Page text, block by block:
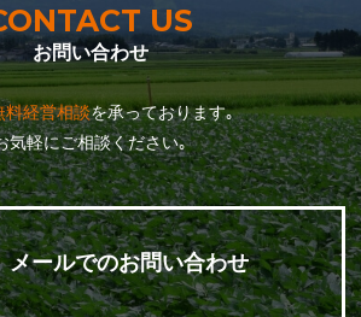
US
お問い合わせ
料経営相談を承っております｡
気軽にご相談ください｡
メールでのお問い合わせ